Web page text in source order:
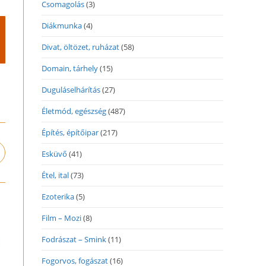
Csomagolás(3)
Diákmunka(4)
Divat, öltözet, ruházat(58)
Domain, tárhely(15)
Duguláselhárítás(27)
Életmód, egészség(487)
Építés, építőipar(217)
Esküvő (41)
Étel, ital(73)
Ezoterika(5)
Film – Mozi(8)
Fodrászat – Smink(11)
Fogorvos, fogászat(16)